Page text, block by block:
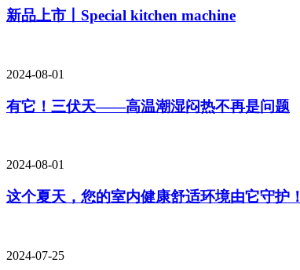
新品上市丨Special kitchen machine
2024-08-01
有它！三伏天——高温潮湿闷热不再是问题
2024-08-01
这个夏天，您的室内健康舒适环境由它守护！
2024-07-25